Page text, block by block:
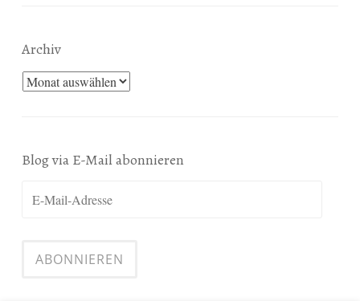
Archiv
Archiv
Blog via E-Mail abonnieren
E-
ABONNIEREN